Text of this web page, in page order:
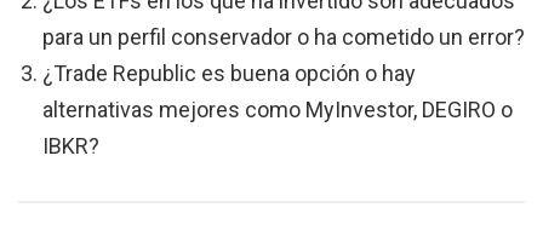
para un perfil conservador o ha cometido un error?
¿Trade Republic es buena opción o hay
alternativas mejores como MyInvestor, DEGIRO o
IBKR?